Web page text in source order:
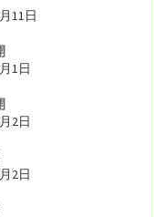
11日
1日
2日
2日